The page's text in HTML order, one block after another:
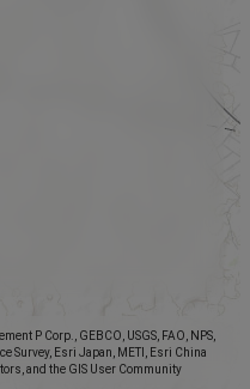
P Corp., GEBCO, USGS, FAO, NPS,
Survey, Esri Japan, METI, Esri China
and the GIS User Community